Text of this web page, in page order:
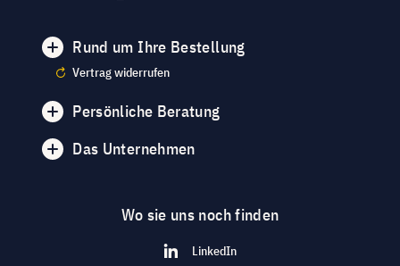
Rund um Ihre Bestellung
Vertrag widerrufen
Persönliche Beratung
Das Unternehmen
Wo sie uns noch finden
LinkedIn